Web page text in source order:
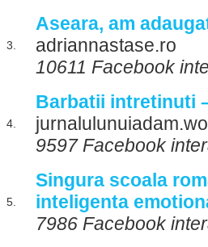
3.
Aseara, am
adriannastase.ro
10611 Facebook
4.
Barbatii intretinuti
9597 Facebook
5.
Singura scoala
inteligenta
7986 Facebook